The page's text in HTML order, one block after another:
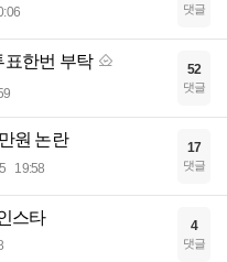
댓글
표한번 부탁 52
댓글
원 논란
19:58
17
댓글
스타 4
댓글